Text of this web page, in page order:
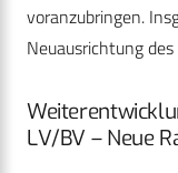
voranzubringen.
Neuausrichtung
LV/BV – Neue